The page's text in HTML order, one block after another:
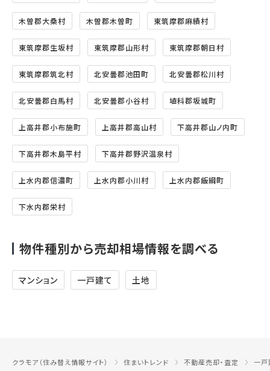
木曽郡大桑村 木曽郡木曽町 東筑摩郡麻績村
東筑摩郡生坂村 東筑摩郡山形村 東筑摩郡朝日村
東筑摩郡筑北村 北安曇郡池田町 北安曇郡松川村
北安曇郡白馬村 北安曇郡小谷村 埴科郡坂城町
上高井郡小布施町 上高井郡高山村 下高井郡山ノ内町
下高井郡木島平村 下高井郡野沢温泉村
上水内郡信濃町 上水内郡小川村 上水内郡飯綱町
下水内郡栄村
物件種別から売却相場情報を調べる
マンション 一戸建て 土地
クラモア（住み替え情報サイト） 住まいトレンド 不動産売却・査定 一戸